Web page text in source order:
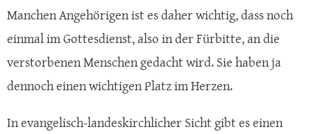
Manchen Angehörigen ist es daher wichtig, dass noch
einmal im Gottesdienst, also in der Fürbitte, an die
verstorbenen Menschen gedacht wird. Sie haben ja
dennoch einen wichtigen Platz im Herzen.
In evangelisch-landeskirchlicher Sicht gibt es einen